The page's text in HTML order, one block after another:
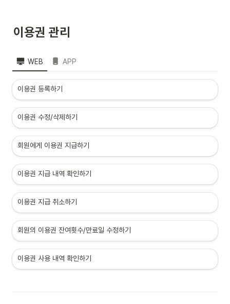
이용권 관리
WEB APP
이용권 등록하기
이용권 수정/삭제하기
회원에게 이용권 지급하기
이용권 지급 내역 확인하기
이용권 지급 취소하기
회원의 이용권 잔여횟수/만료일 수정하기
이용권 사용 내역 확인하기